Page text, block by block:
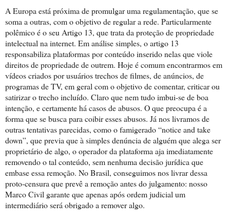
A Europa está próxima de promulgar uma regulamentação, que se
soma a outras, com o objetivo de regular a rede. Particularmente
polêmico é o seu Artigo 13, que trata da proteção de propriedade
intelectual na internet. Em análise simples, o artigo 13
responsabiliza plataformas por conteúdo inserido nelas que viole
direitos de propriedade de outrem. Hoje é comum encontrarmos em
vídeos criados por usuários trechos de filmes, de anúncios, de
programas de TV, em geral com o objetivo de comentar, criticar ou
satirizar o trecho incluído. Claro que nem tudo imbui-se de boa
intenção, e certamente há casos de abusos. O que preocupa é a
forma que se busca para coibir esses abusos. Já nos livramos de
outras tentativas parecidas, como o famigerado “notice and take
down”, que previa que à simples denúncia de alguém que alega ser
proprietário de algo, o operador da plataforma aja imediatamente
removendo o tal conteúdo, sem nenhuma decisão jurídica que
embase essa remoção. No Brasil, conseguimos nos livrar dessa
proto-censura que prevê a remoção antes do julgamento: nosso
Marco Civil garante que apenas após ordem judicial um
intermediário será obrigado a remover algo.